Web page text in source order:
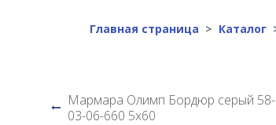
Главная страница Каталог
Мармара Олимп Бордюр серый 58-
03-06-660 5х60